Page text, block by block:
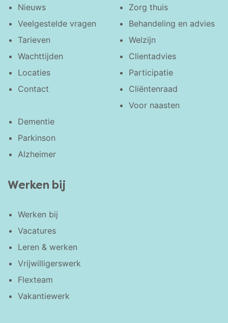
Nieuws
Veelgestelde vragen
Tarieven
Wachttijden
Locaties
Contact
Zorg thuis
Behandeling en advies
Welzijn
Clientadvies
Participatie
Cliëntenraad
Voor naasten
Dementie
Parkinson
Alzheimer
Werken bij
Werken bij
Vacatures
Leren & werken
Vrijwilligerswerk
Flexteam
Vakantiewerk